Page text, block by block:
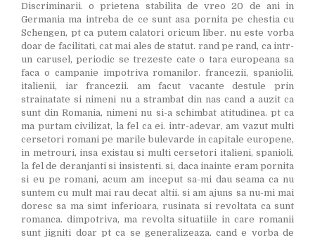
Discriminarii. o prietena stabilita de vreo 20 de ani in
Germania ma intreba de ce sunt asa pornita pe chestia cu
Schengen, pt ca putem calatori oricum liber. nu este vorba
doar de facilitati, cat mai ales de statut. rand pe rand, ca intr-
un carusel, periodic se trezeste cate o tara europeana sa
faca o campanie impotriva romanilor. francezii, spaniolii,
italienii, iar francezii. am facut vacante destule prin
strainatate si nimeni nu a strambat din nas cand a auzit ca
sunt din Romania, nimeni nu si-a schimbat atitudinea. pt ca
ma purtam civilizat, la fel ca ei. intr-adevar, am vazut multi
cersetori romani pe marile bulevarde in capitale europene,
in metrouri, insa existau si multi cersetori italieni, spanioli,
la fel de deranjanti si insistenti. si, daca inainte eram pornita
si eu pe romani, acum am inceput sa-mi dau seama ca nu
suntem cu mult mai rau decat altii. si am ajuns sa nu-mi mai
doresc sa ma simt inferioara, rusinata si revoltata ca sunt
romanca. dimpotriva, ma revolta situatiile in care romanii
sunt jigniti doar pt ca se generalizeaza. cand e vorba de